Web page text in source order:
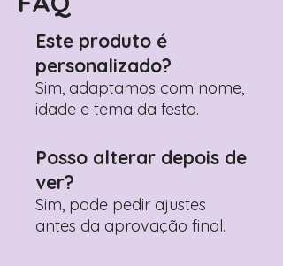
Adicione ali todos os detalhes de
Prefere fazer seu pedido pelo
WhatsApp? Clique aqui para nos
contactar: +351 960 119 353
Este produto é
personalizado?
Sim, adaptamos com nome,
idade e tema da festa.
Posso alterar depois de
ver?
Sim, pode pedir ajustes
antes da aprovação final.